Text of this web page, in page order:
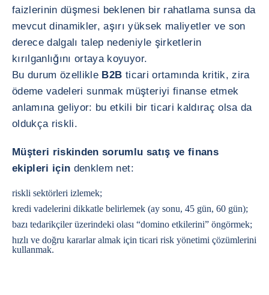
faizlerinin düşmesi beklenen bir rahatlama sunsa da
mevcut dinamikler, aşırı yüksek maliyetler ve son
derece dalgalı talep nedeniyle şirketlerin
kırılganlığını ortaya koyuyor.
Bu durum özellikle B2B ticari ortamında kritik, zira
ödeme vadeleri sunmak müşteriyi finanse etmek
anlamına geliyor: bu etkili bir ticari kaldıraç olsa da
oldukça riskli.
Müşteri riskinden sorumlu satış ve finans
ekipleri için denklem net:
riskli sektörleri izlemek;
kredi vadelerini dikkatle belirlemek (ay sonu, 45 gün, 60 gün);
bazı tedarikçiler üzerindeki olası “domino etkilerini” öngörmek;
hızlı ve doğru kararlar almak için ticari risk yönetimi çözümlerini
kullanmak.